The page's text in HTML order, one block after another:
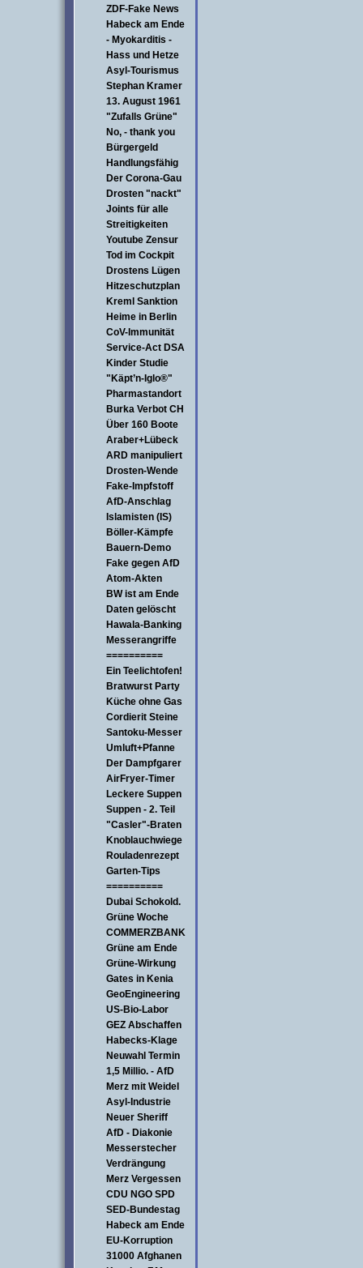
ZDF-Fake News
Habeck am Ende
- Myokarditis -
Hass und Hetze
Asyl-Tourismus
Stephan Kramer
13. August 1961
"Zufalls Grüne"
No, - thank you
Bürgergeld
Handlungsfähig
Der Corona-Gau
Drosten "nackt"
Joints für alle
Streitigkeiten
Youtube Zensur
Tod im Cockpit
Drostens Lügen
Hitzeschutzplan
Kreml Sanktion
Heime in Berlin
CoV-Immunität
Service-Act DSA
Kinder Studie
"Käpt’n-Iglo®"
Pharmastandort
Burka Verbot CH
Über 160 Boote
Araber+Lübeck
ARD manipuliert
Drosten-Wende
Fake-Impfstoff
AfD-Anschlag
Islamisten (IS)
Böller-Kämpfe
Bauern-Demo
Fake gegen AfD
Atom-Akten
BW ist am Ende
Daten gelöscht
Hawala-Banking
Messerangriffe
==========
Ein Teelichtofen!
Bratwurst Party
Küche ohne Gas
Cordierit Steine
Santoku-Messer
Umluft+Pfanne
Der Dampfgarer
AirFryer-Timer
Leckere Suppen
Suppen - 2. Teil
"Casler"-Braten
Knoblauchwiege
Rouladenrezept
Garten-Tips
==========
Dubai Schokold.
Grüne Woche
COMMERZBANK
Grüne am Ende
Grüne-Wirkung
Gates in Kenia
GeoEngineering
US-Bio-Labor
GEZ Abschaffen
Habecks-Klage
Neuwahl Termin
1,5 Millio. - AfD
Merz mit Weidel
Asyl-Industrie
Neuer Sheriff
AfD - Diakonie
Messerstecher
Verdrängung
Merz Vergessen
CDU NGO SPD
SED-Bundestag
Habeck am Ende
EU-Korruption
31000 Afghanen